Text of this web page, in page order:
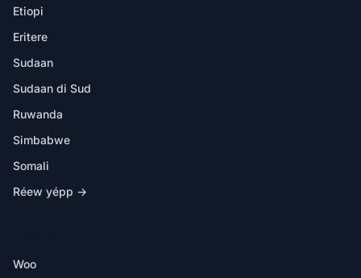
Etiopi
Eritere
Sudaan
Sudaan di Sud
Ruwanda
Simbabwe
Somali
Réew yépp →
Woo